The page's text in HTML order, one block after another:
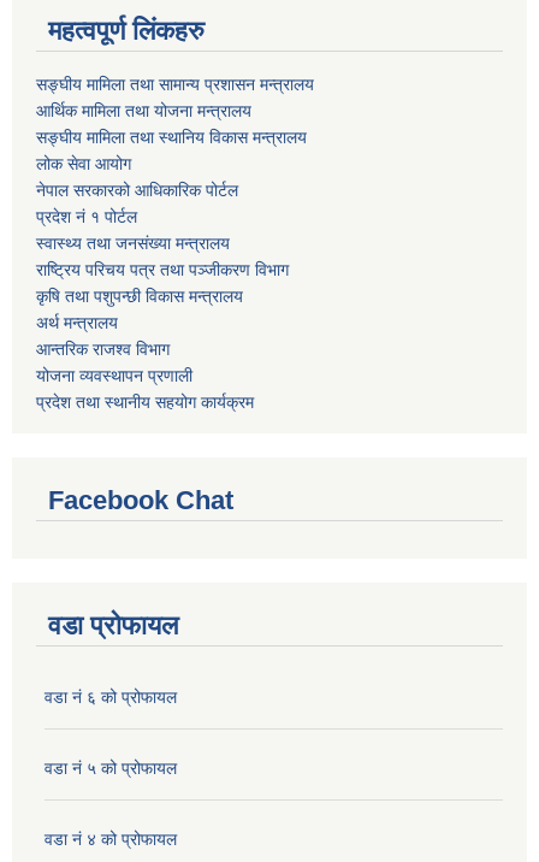
महत्वपूर्ण लिंकहरु
सङ्घीय मामिला तथा सामान्य प्रशासन मन्त्रालय
आर्थिक मामिला तथा योजना मन्त्रालय
सङ्घीय मामिला तथा स्थानिय विकास मन्त्रालय
लोक सेवा आयोग
नेपाल सरकारको आधिकारिक पोर्टल
प्रदेश नं १ पोर्टल
स्वास्थ्य तथा जनसंख्या मन्त्रालय
राष्ट्रिय परिचय पत्र तथा पञ्जीकरण विभाग
कृषि तथा पशुपन्छी विकास मन्त्रालय
अर्थ मन्त्रालय
आन्तरिक राजश्व विभाग
योजना व्यवस्थापन प्रणाली
प्रदेश तथा स्थानीय सहयोग कार्यक्रम
Facebook Chat
वडा प्रोफायल
वडा नं ६ को प्रोफायल
वडा नं ५ को प्रोफायल
वडा नं ४ को प्रोफायल